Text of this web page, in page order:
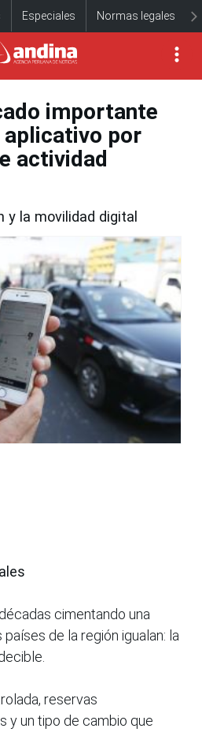
Especiales Normas legales
importante
aplicativo por
actividad
y la movilidad digital
cimentando una
de la región igualan: la
reservas
y un tipo de cambio que